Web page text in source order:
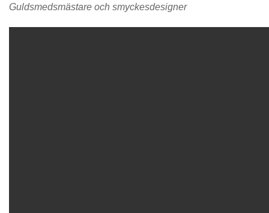
Guldsmedsmästare och smyckesdesigner